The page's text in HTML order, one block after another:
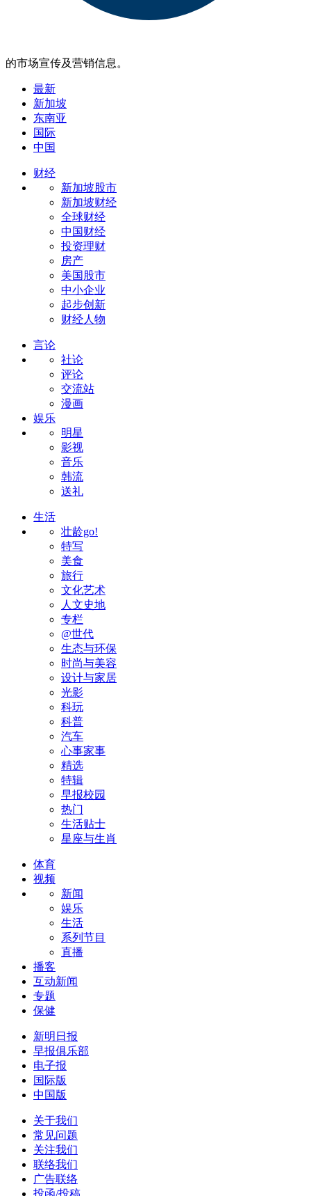
的市场宣传及营销信息。
最新
新加坡
东南亚
国际
中国
财经
新加坡股市
新加坡财经
全球财经
中国财经
投资理财
房产
美国股市
中小企业
起步创新
财经人物
言论
社论
评论
交流站
漫画
娱乐
明星
影视
音乐
韩流
送礼
生活
壮龄go!
特写
美食
旅行
文化艺术
人文史地
专栏
@世代
生态与环保
时尚与美容
设计与家居
光影
科玩
科普
汽车
心事家事
精选
特辑
早报校园
热门
生活贴士
星座与生肖
体育
视频
新闻
娱乐
生活
系列节目
直播
播客
互动新闻
专题
保健
新明日报
早报俱乐部
电子报
国际版
中国版
关于我们
常见问题
关注我们
联络我们
广告联络